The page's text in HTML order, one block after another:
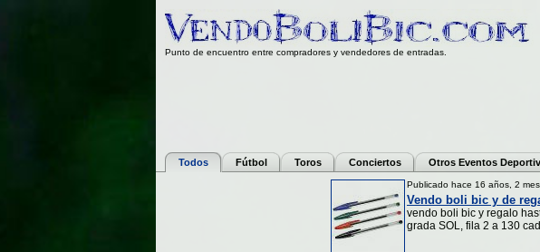
Punto de encuentro entre compradores y vendedores de entradas.
Todos Fútbol Toros Conciertos Otros Eventos
Publicado hace 16 años, 2
Vendo boli bic y de
vendo boli bic y regalo
grada SOL, fila 2 a 130